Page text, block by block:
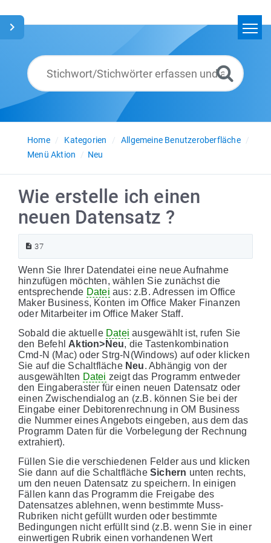
Glossar
Deutsch
Home
Kategorien
Allgemeine Benutzeroberfläche
Menü Aktion
Neu
Wie erstelle ich einen
neuen Datensatz ?
37
Wenn Sie Ihrer Datendatei eine neue Aufnahme
hinzufügen möchten, wählen Sie zunächst die
entsprechende Datei aus: z.B. Adressen im Office
Maker Business, Konten im Office Maker Finanzen
oder Mitarbeiter im Office Maker Staff.
Sobald die aktuelle Datei ausgewählt ist, rufen Sie
den Befehl Aktion>Neu, die Tastenkombination
Cmd-N (Mac) oder Strg-N(Windows) auf oder klicken
Sie auf die Schaltfläche Neu. Abhängig von der
ausgewählten Datei zeigt das Programm entweder
den Eingaberaster für einen neuen Datensatz oder
einen Zwischendialog an (z.B. können Sie bei der
Eingabe einer Debitorenrechnung in OM Business
die Nummer eines Angebots eingeben, aus dem das
Programm Daten für die Vorbelegung der Rechnung
extrahiert).
Füllen Sie die verschiedenen Felder aus und klicken
Sie dann auf die Schaltfläche Sichern unten rechts,
um den neuen Datensatz zu speichern. In einigen
Fällen kann das Programm die Freigabe des
Datensatzes ablehnen, wenn bestimmte Muss-
Rubriken nicht gefüllt wurden oder bestimmte
Bedingungen nicht erfüllt sind (z.B. wenn Sie in einer
einwertigen Rubrik einen vorhandenen Wert